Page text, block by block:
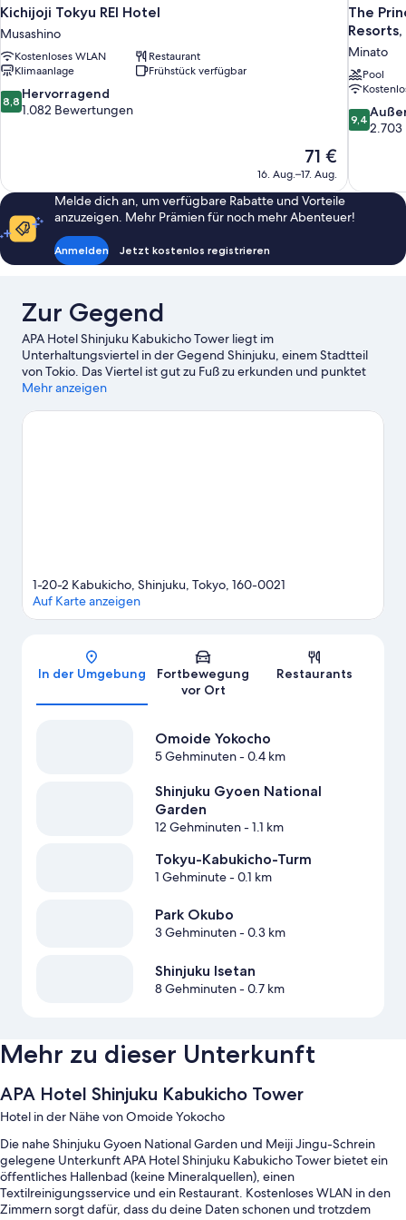
Kichijoji Tokyu REI Hotel
Musashino
Kostenloses WLAN
Restaurant
Klimaanlage
Frühstück verfügbar
8.8
von
8,8 Hervorragend
1.082 Bewertungen
Der
Preis
beträgt
71 €
71 €
16. Aug.–17. Aug.
The
Minato
Pool
9.4
von
9,4
2.703
Melde dich an, um verfügbare Rabatte und Vorteile
anzuzeigen. Mehr Prämien für noch mehr Abenteuer!
Anmelden Jetzt kostenlos registrieren
Zur Gegend
APA Hotel Shinjuku Kabukicho Tower liegt im
Unterhaltungsviertel in der Gegend Shinjuku, einem Stadtteil
von Tokio. Das Viertel ist gut zu Fuß zu erkunden und punktet
außerdem mit guten Einkaufsmöglichkeiten. Omoide Yokocho
Sehenswürdigkeiten, während Besucher, die shoppen gehen
Mehr anzeigen
Karte
1-20-2 Kabukicho, Shinjuku, Tokyo, 160-0021
Auf Karte anzeigen
In der Umgebung
Fortbewegung
vor Ort
Restaurants
Omoide Yokocho
5 Gehminuten- 0.4 km
Shinjuku Gyoen National
Garden
12 Gehminuten- 1.1 km
Tokyu-Kabukicho-Turm
1 Gehminute- 0.1 km
Park Okubo
3 Gehminuten- 0.3 km
Shinjuku Isetan
8 Gehminuten- 0.7 km
Mehr zu dieser Unterkunft
APA Hotel Shinjuku Kabukicho Tower
Hotel in der Nähe von Omoide Yokocho
Die nahe Shinjuku Gyoen National Garden und Meiji Jingu-Schrein
gelegene Unterkunft APA Hotel Shinjuku Kabukicho Tower bietet ein
öffentliches Hallenbad (keine Mineralquellen), einen
Textilreinigungsservice und ein Restaurant. Kostenloses WLAN in den
Zimmern sorgt dafür, dass du deine Daten schonen und trotzdem